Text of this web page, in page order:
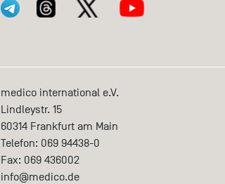
medico international e.V.
Lindleystr. 15
60314 Frankfurt am Main
Telefon: 069 94438-0
Fax: 069 436002
info@medico.de